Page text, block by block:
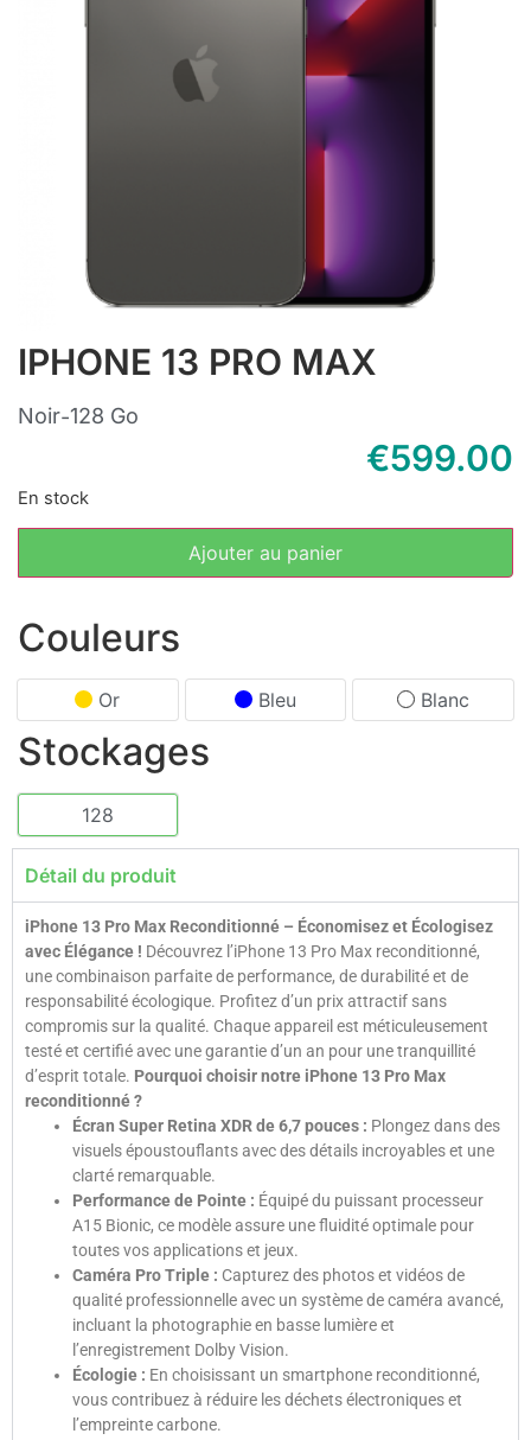
IPHONE 13 PRO MAX
Noir-128 Go
€599.00
En stock
Ajouter au panier
Couleurs
Or Bleu Blanc
Stockages
128
Détail du produit
iPhone 13 Pro Max Reconditionné – Économisez et Écologisez
avec Élégance ! Découvrez l’iPhone 13 Pro Max reconditionné,
une combinaison parfaite de performance, de durabilité et de
responsabilité écologique. Profitez d’un prix attractif sans
compromis sur la qualité. Chaque appareil est méticuleusement
testé et certifié avec une garantie d’un an pour une tranquillité
d’esprit totale. Pourquoi choisir notre iPhone 13 Pro Max
reconditionné ?
Écran Super Retina XDR de 6,7 pouces : Plongez dans des
visuels époustouflants avec des détails incroyables et une
clarté remarquable.
Performance de Pointe : Équipé du puissant processeur
A15 Bionic, ce modèle assure une fluidité optimale pour
toutes vos applications et jeux.
Caméra Pro Triple : Capturez des photos et vidéos de
qualité professionnelle avec un système de caméra avancé,
incluant la photographie en basse lumière et
l’enregistrement Dolby Vision.
Écologie : En choisissant un smartphone reconditionné,
vous contribuez à réduire les déchets électroniques et
l’empreinte carbone.